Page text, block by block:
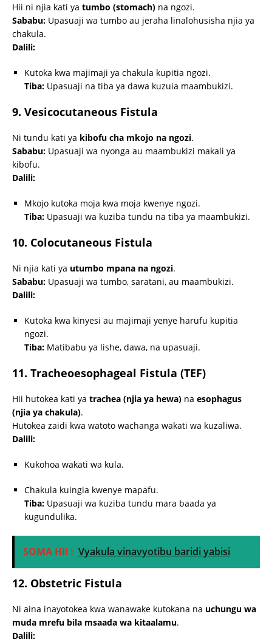
Hii ni njia kati ya tumbo (stomach) na ngozi.
Sababu: Upasuaji wa tumbo au jeraha linalohusisha njia ya
chakula.
Dalili:
Kutoka kwa majimaji ya chakula kupitia ngozi.
Tiba: Upasuaji na tiba ya dawa kuzuia maambukizi.
9. Vesicocutaneous Fistula
Ni tundu kati ya kibofu cha mkojo na ngozi.
Sababu: Upasuaji wa nyonga au maambukizi makali ya
kibofu.
Dalili:
Mkojo kutoka moja kwa moja kwenye ngozi.
Tiba: Upasuaji wa kuziba tundu na tiba ya maambukizi.
10. Colocutaneous Fistula
Ni njia kati ya utumbo mpana na ngozi.
Sababu: Upasuaji wa tumbo, saratani, au maambukizi.
Dalili:
Kutoka kwa kinyesi au majimaji yenye harufu kupitia
ngozi.
Tiba: Matibabu ya lishe, dawa, na upasuaji.
11. Tracheoesophageal Fistula (TEF)
Hii hutokea kati ya trachea (njia ya hewa) na esophagus
(njia ya chakula).
Hutokea zaidi kwa watoto wachanga wakati wa kuzaliwa.
Dalili:
Kukohoa wakati wa kula.
Chakula kuingia kwenye mapafu.
Tiba: Upasuaji wa kuziba tundu mara baada ya
kugundulika.
SOMA HII : Vyakula vinavyotibu baridi yabisi
12. Obstetric Fistula
Ni aina inayotokea kwa wanawake kutokana na uchungu wa
muda mrefu bila msaada wa kitaalamu.
Dalili: